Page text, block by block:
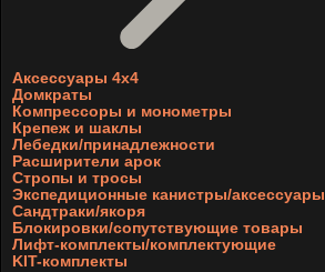
Аксессуары 4х4
Домкраты
Компрессоры и монометры
Крепеж и шаклы
Лебедки/принадлежности
Расширители арок
Стропы и тросы
Экспедиционные канистры/аксессуары
Сандтраки/якоря
Блокировки/сопутствующие товары
Лифт-комплекты/комплектующие
KIT-комплекты